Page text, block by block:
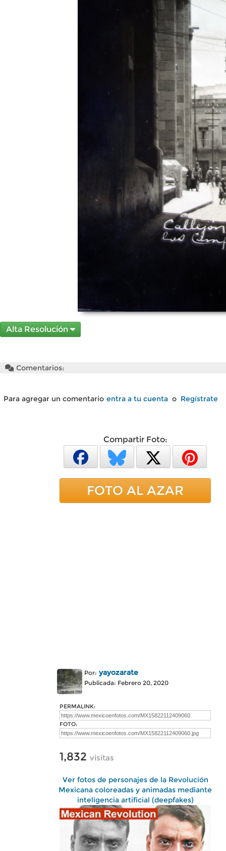
Alta Resolución
Comentarios:
Para agregar un comentario entra a tu cuenta o Regístrate
Compartir Foto:
FOTO AL AZAR
Por: yayozarate
Publicada: Febrero 20, 2020
PERMALINK:
FOTO:
1,832 visitas
Ver fotos de personajes de la Revolución
Mexicana coloreadas y animadas mediante
inteligencia artificial (deepfakes)